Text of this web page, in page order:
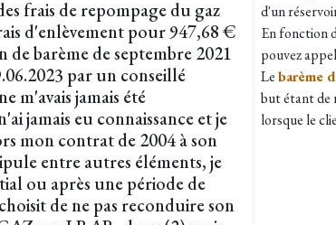
frais de repompage du gaz
d'enlèvement pour 947,68 €
barème de septembre 2021
par un conseillé
m'avais jamais été
jamais eu connaissance et je
mon contrat de 2004 à son
entre autres éléments, je
ou après une période de
de ne pas reconduire son
d'un
En fonction
pouvez
Lebarème
but étant de
lorsque le